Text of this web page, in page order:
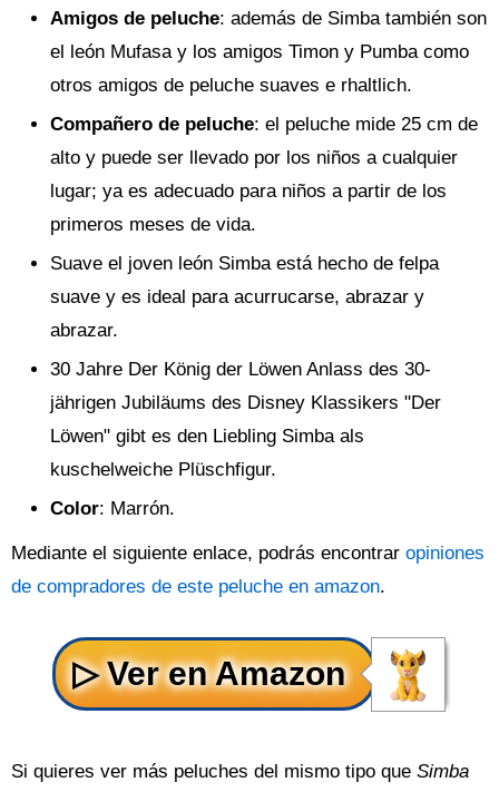
Amigos de peluche: además de Simba también son
el león Mufasa y los amigos Timon y Pumba como
otros amigos de peluche suaves e rhaltlich.
Compañero de peluche: el peluche mide 25 cm de
alto y puede ser llevado por los niños a cualquier
lugar; ya es adecuado para niños a partir de los
primeros meses de vida.
Suave el joven león Simba está hecho de felpa
suave y es ideal para acurrucarse, abrazar y
abrazar.
30 Jahre Der König der Löwen Anlass des 30-
jährigen Jubiläums des Disney Klassikers "Der
Löwen" gibt es den Liebling Simba als
kuschelweiche Plüschfigur.
Color: Marrón.
Mediante el siguiente enlace, podrás encontrar opiniones
de compradores de este peluche en amazon.
Si quieres ver más peluches del mismo tipo que Simba